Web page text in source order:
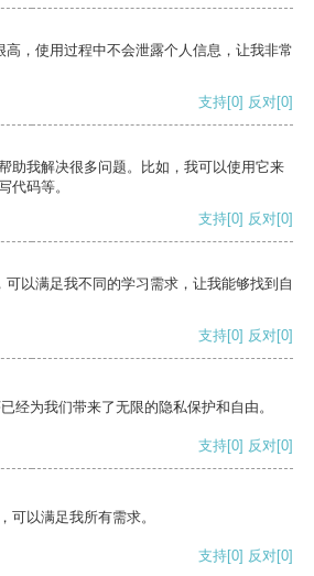
高，使用过程中不会泄露个人信息，让我非常
支持[0] 反对[0]
助我解决很多问题。比如，我可以使用它来
代码等。
支持[0] 反对[0]
以满足我不同的学习需求，让我能够找到自
支持[0] 反对[0]
经为我们带来了无限的隐私保护和自由。
支持[0] 反对[0]
可以满足我所有需求。
支持[0] 反对[0]